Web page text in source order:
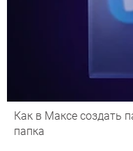
Как в Максе создать
папка